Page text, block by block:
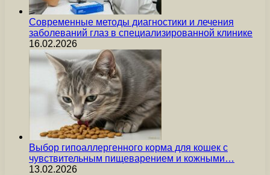
Современные методы диагностики и лечения
заболеваний глаз в специализированной клинике
16.02.2026
Выбор гипоаллергенного корма для кошек с
чувствительным пищеварением и кожными…
13.02.2026